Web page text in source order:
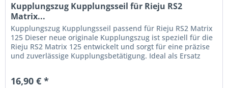
Kupplungszug Kupplungsseil für Rieju RS2
Matrix...
Kupplungszug Kupplungsseil passend für Rieju RS2 Matrix
125 Dieser neue originale Kupplungszug ist speziell für die
Rieju RS2 Matrix 125 entwickelt und sorgt für eine präzise
und zuverlässige Kupplungsbetätigung. Ideal als Ersatz
16,90 € *